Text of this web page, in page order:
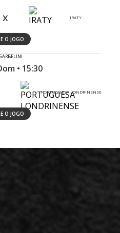
x IRATY
O JOGO
• 15:30
PORTUGUESA LONDRINENSE
O JOGO